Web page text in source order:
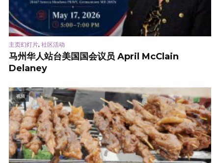
主页幻灯片, 社区活动
马州华人站台美国国会议员 April McClain
Delaney
视频